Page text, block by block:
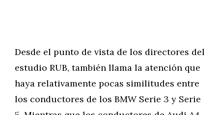
Desde el punto de vista de los directores del
estudio RUB, también llama la atención que
haya relativamente pocas similitudes entre
los conductores de los BMW Serie 3 y Serie